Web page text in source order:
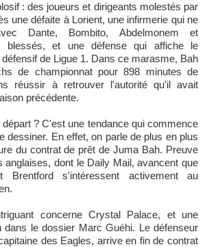
: des joueurs et dirigeants molestés par
une défaite à Lorient, une infirmerie qui ne
Dante, Bombito, Abdelmonem et
blessés, et une défense qui affiche le
de Ligue 1. Dans ce marasme, Bah
de championnat pour 898 minutes de
réussir à retrouver l'autorité qu'il avait
précédente.
? C'est une tendance qui commence
dessiner. En effet, on parle de plus en plus
du contrat de prêt de Juma Bah. Preuve
anglaises, dont le Daily Mail, avancent que
Brentford s'intéressent activement au
concerne Crystal Palace, et une
dans le dossier Marc Guéhi. Le défenseur
des Eagles, arrive en fin de contrat